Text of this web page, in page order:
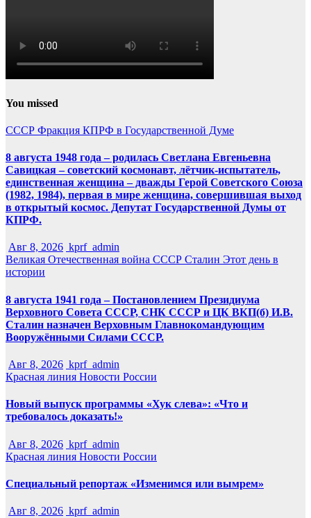
You missed
СССР Фракция КПРФ в Государственной Думе
8 августа 1948 года – родилась Светлана Евгеньевна
Савицкая – советский космонавт, лётчик-испытатель,
единственная женщина – дважды Герой Советского Союза
(1982, 1984), первая в мире женщина, совершившая выход
в открытый космос. Депутат Государственной Думы от
КПРФ.
Авг 8, 2026 kprf_admin
Великая Отечественная война СССР Сталин Этот день в
истории
8 августа 1941 года – Постановлением Президиума
Верховного Совета СССР, СНК СССР и ЦК ВКП(б) И.В.
Сталин назначен Верховным Главнокомандующим
Вооружёнными Силами СССР.
Авг 8, 2026 kprf_admin
Красная линия Новости России
Новый выпуск программы «Хук слева»: «Что и
требовалось доказать!»
Авг 8, 2026 kprf_admin
Красная линия Новости России
Специальный репортаж «Изменимся или вымрем»
Авг 8, 2026 kprf_admin